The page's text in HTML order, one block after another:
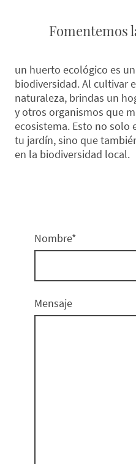
Fomentemos
un huerto ecológico es
biodiversidad. Al cultivar
naturaleza, brindas un
y otros organismos que
ecosistema. Esto no solo
tu jardín, sino que
en la biodiversidad local.
Nombre*
Mensaje